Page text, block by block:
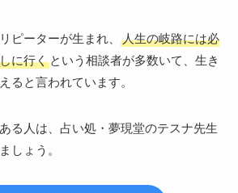
ピーターが生まれ、
人生の岐路には必
に行くという相談者が多数いて、生き
ると言われています。
る人は、占い処・夢現堂のテスナ先生
しょう。